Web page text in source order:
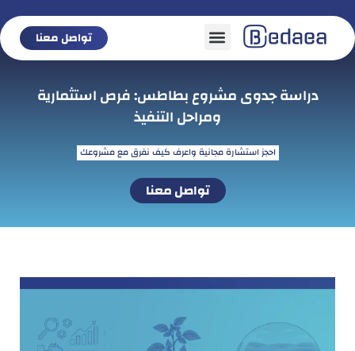
تواصل معنا
دراسة جدوى مشروع بطاطس: فرص استثمارية
ومراحل التنفيذ
احجز استشارة مجانية واعرف كيف نفرق مع مشروعك
تواصل معنا